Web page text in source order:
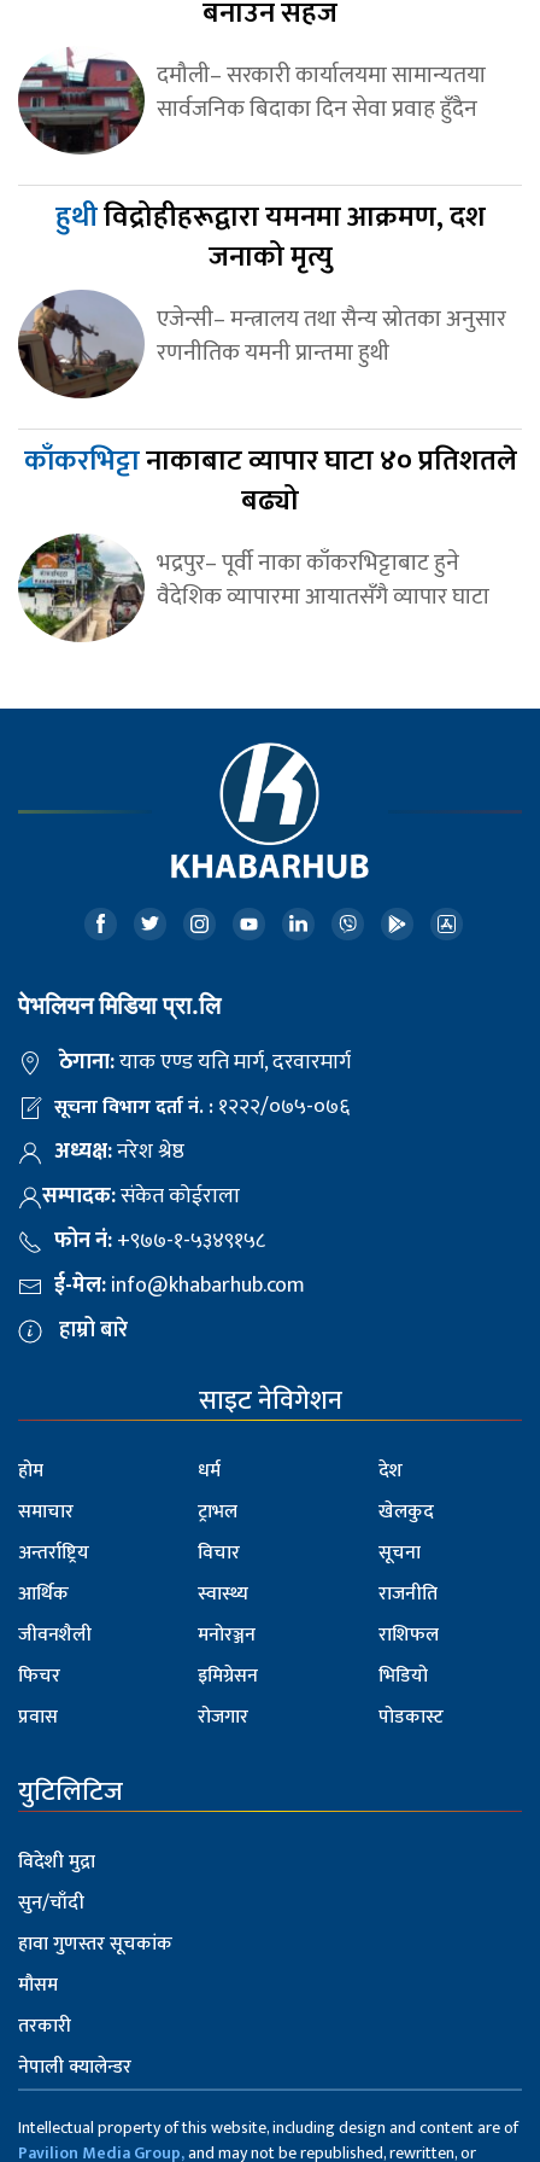
बनाउन सहज
दमौली– सरकारी कार्यालयमा सामान्यतया
सार्वजनिक बिदाका दिन सेवा प्रवाह हुँदैन
हुथीविद्रोहीहरूद्वारा यमनमा आक्रमण, दश
जनाको मृत्यु
एजेन्सी– मन्त्रालय तथा सैन्य स्रोतका अनुसार
रणनीतिक यमनी प्रान्तमा हुथी
काँकरभिट्टानाकाबाट व्यापार घाटा ४० प्रतिशतले
बढ्यो
भद्रपुर– पूर्वी नाका काँकरभिट्टाबाट हुने
वैदेशिक व्यापारमा आयातसँगै व्यापार घाटा
पेभलियन मिडिया प्रा.लि
ठेगाना:याक एण्ड यति मार्ग, दरवारमार्ग
सूचना विभाग दर्ता नं. :१२२२/०७५-०७६
अध्यक्ष:नरेश श्रेष्ठ
सम्पादक:संकेत कोईराला
फोन नं:+९७७-१-५३४९१५८
ई-मेल:info@khabarhub.com
हाम्रो बारे
साइट नेविगेशन
होम
समाचार
अन्तर्राष्ट्रिय
आर्थिक
जीवनशैली
फिचर
प्रवास
धर्म
ट्राभल
विचार
स्वास्थ्य
मनोरञ्जन
इमिग्रेसन
रोजगार
देश
खेलकुद
सूचना
राजनीति
राशिफल
भिडियो
पोडकास्ट
युटिलिटिज
विदेशी मुद्रा
सुन/चाँदी
हावा गुणस्तर सूचकांक
मौसम
तरकारी
नेपाली क्यालेन्डर
Intellectual property of this website, including design and content are of
Pavilion Media Group,and may not be republished, rewritten, or